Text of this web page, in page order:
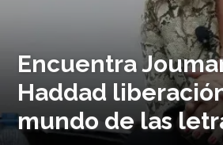
Encuentra
Haddad
mundo de las